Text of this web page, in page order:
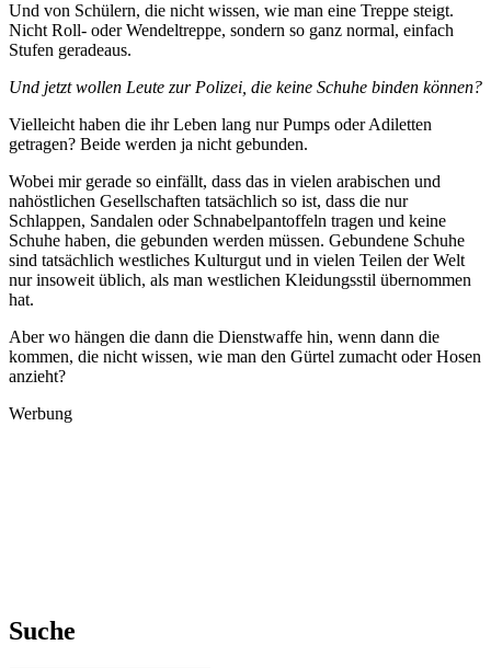
Und von Schülern, die nicht wissen, wie man eine Treppe steigt.
Nicht Roll- oder Wendeltreppe, sondern so ganz normal, einfach
Stufen geradeaus.
Und jetzt wollen Leute zur Polizei, die keine Schuhe binden können?
Vielleicht haben die ihr Leben lang nur Pumps oder Adiletten
getragen? Beide werden ja nicht gebunden.
Wobei mir gerade so einfällt, dass das in vielen arabischen und
nahöstlichen Gesellschaften tatsächlich so ist, dass die nur
Schlappen, Sandalen oder Schnabelpantoffeln tragen und keine
Schuhe haben, die gebunden werden müssen. Gebundene Schuhe
sind tatsächlich westliches Kulturgut und in vielen Teilen der Welt
nur insoweit üblich, als man westlichen Kleidungsstil übernommen
hat.
Aber wo hängen die dann die Dienstwaffe hin, wenn dann die
kommen, die nicht wissen, wie man den Gürtel zumacht oder Hosen
anzieht?
Werbung
Suche